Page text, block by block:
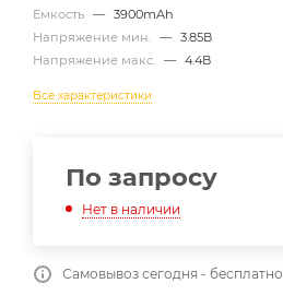
Емкость — 3900mAh
Напряжение мин.
— 3.85В
Напряжение макс.
— 4.4В
Все характеристики
По запросу
Нет в наличии
Самовывоз сегодня - бесплатно